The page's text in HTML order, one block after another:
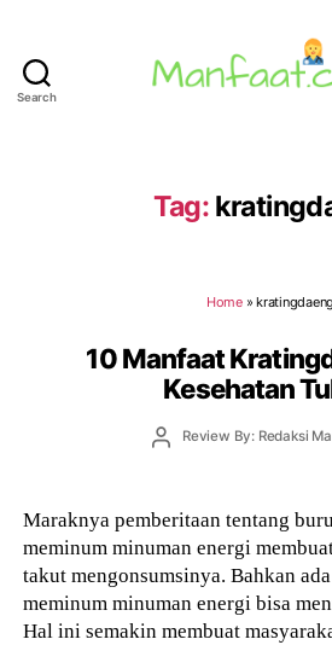
Search
Tag:
Home»kratingdaeng
10 Manfaat
Kesehatan
PostReview By: Redaksi
Maraknya pemberitaan tentang
meminum minuman energi
takut mengonsumsinya. Bahkan
meminum minuman energi bisa
Hal ini semakin membuat